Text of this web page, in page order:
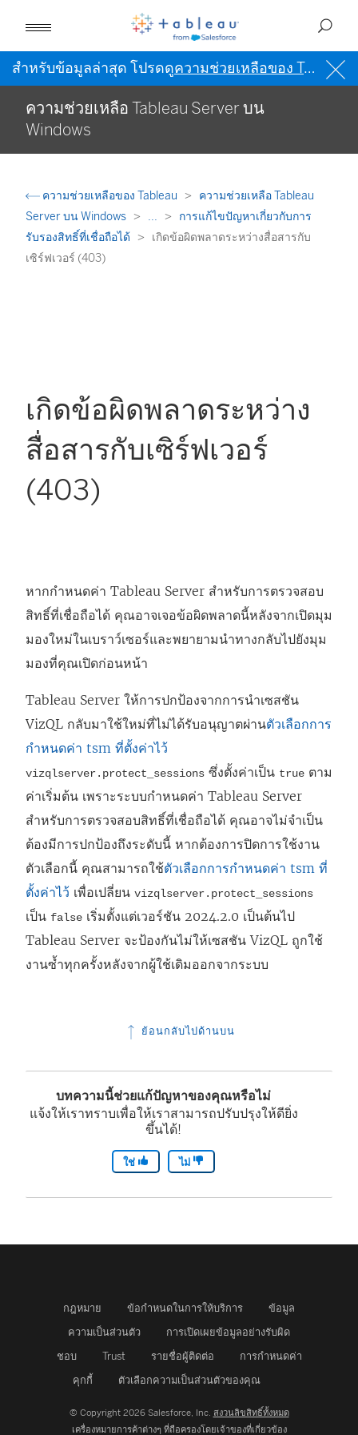
สำหรับข้อมูลล่าสุด โปรดดูความช่วยเหลือของ Tableau เป็นภาษาอังกฤษ (สหรัฐอเมริกา)
ความช่วยเหลือ Tableau Server บน
Windows
ความช่วยเหลือของ Tableau
ความช่วยเหลือ Tableau
Server บน Windows
...
การแก้ไขปัญหาเกี่ยวกับการ
รับรองสิทธิ์ที่เชื่อถือได้
เกิดข้อผิดพลาดระหว่างสื่อสารกับ
เซิร์ฟเวอร์ (403)
เกิดข้อผิดพลาดระหว่าง
สื่อสารกับเซิร์ฟเวอร์
(403)
หากกำหนดค่า Tableau Server สำหรับการตรวจสอบ
สิทธิ์ที่เชื่อถือได้ คุณอาจเจอข้อผิดพลาดนี้หลังจากเปิดมุม
มองใหม่ในเบราว์เซอร์และพยายามนำทางกลับไปยังมุม
มองที่คุณเปิดก่อนหน้า
Tableau Server ให้การปกป้องจากการนำเซสชัน
VizQL กลับมาใช้ใหม่ที่ไม่ได้รับอนุญาตผ่านตัวเลือกการ
กำหนดค่า tsm ที่ตั้งค่าไว้
vizqlserver.protect_sessions ซึ่งตั้งค่าเป็น true ตาม
ค่าเริ่มต้น เพราะระบบกำหนดค่า Tableau Server
สำหรับการตรวจสอบสิทธิ์ที่เชื่อถือได้ คุณอาจไม่จำเป็น
ต้องมีการปกป้องถึงระดับนี้ หากต้องการปิดการใช้งาน
ตัวเลือกนี้ คุณสามารถใช้ตัวเลือกการกำหนดค่า tsm ที่
ตั้งค่าไว้ เพื่อเปลี่ยน vizqlserver.protect_sessions
เป็น false เริ่มตั้งแต่เวอร์ชัน 2024.2.0 เป็นต้นไป
Tableau Server จะป้องกันไม่ให้เซสชัน VizQL ถูกใช้
งานซ้ำทุกครั้งหลังจากผู้ใช้เดิมออกจากระบบ
ย้อนกลับไปด้านบน
บทความนี้ช่วยแก้ปัญหาของคุณหรือไม่
แจ้งให้เราทราบเพื่อให้เราสามารถปรับปรุงให้ดียิ่ง
ขึ้นได้!
ใช่ ไม่
กฎหมาย ข้อกำหนดในการให้บริการ
ข้อมูล
ความเป็นส่วนตัว
การเปิดเผยข้อมูลอย่างรับผิด
ชอบ
Trust รายชื่อผู้ติดต่อ
การกำหนดค่า
คุกกี้
ตัวเลือกความเป็นส่วนตัวของคุณ
© Copyright 2026 Salesforce, Inc. สงวนลิขสิทธิ์ทั้งหมด
เครื่องหมายการค้าต่างๆ ที่ถือครองโดยเจ้าของที่เกี่ยวข้อง